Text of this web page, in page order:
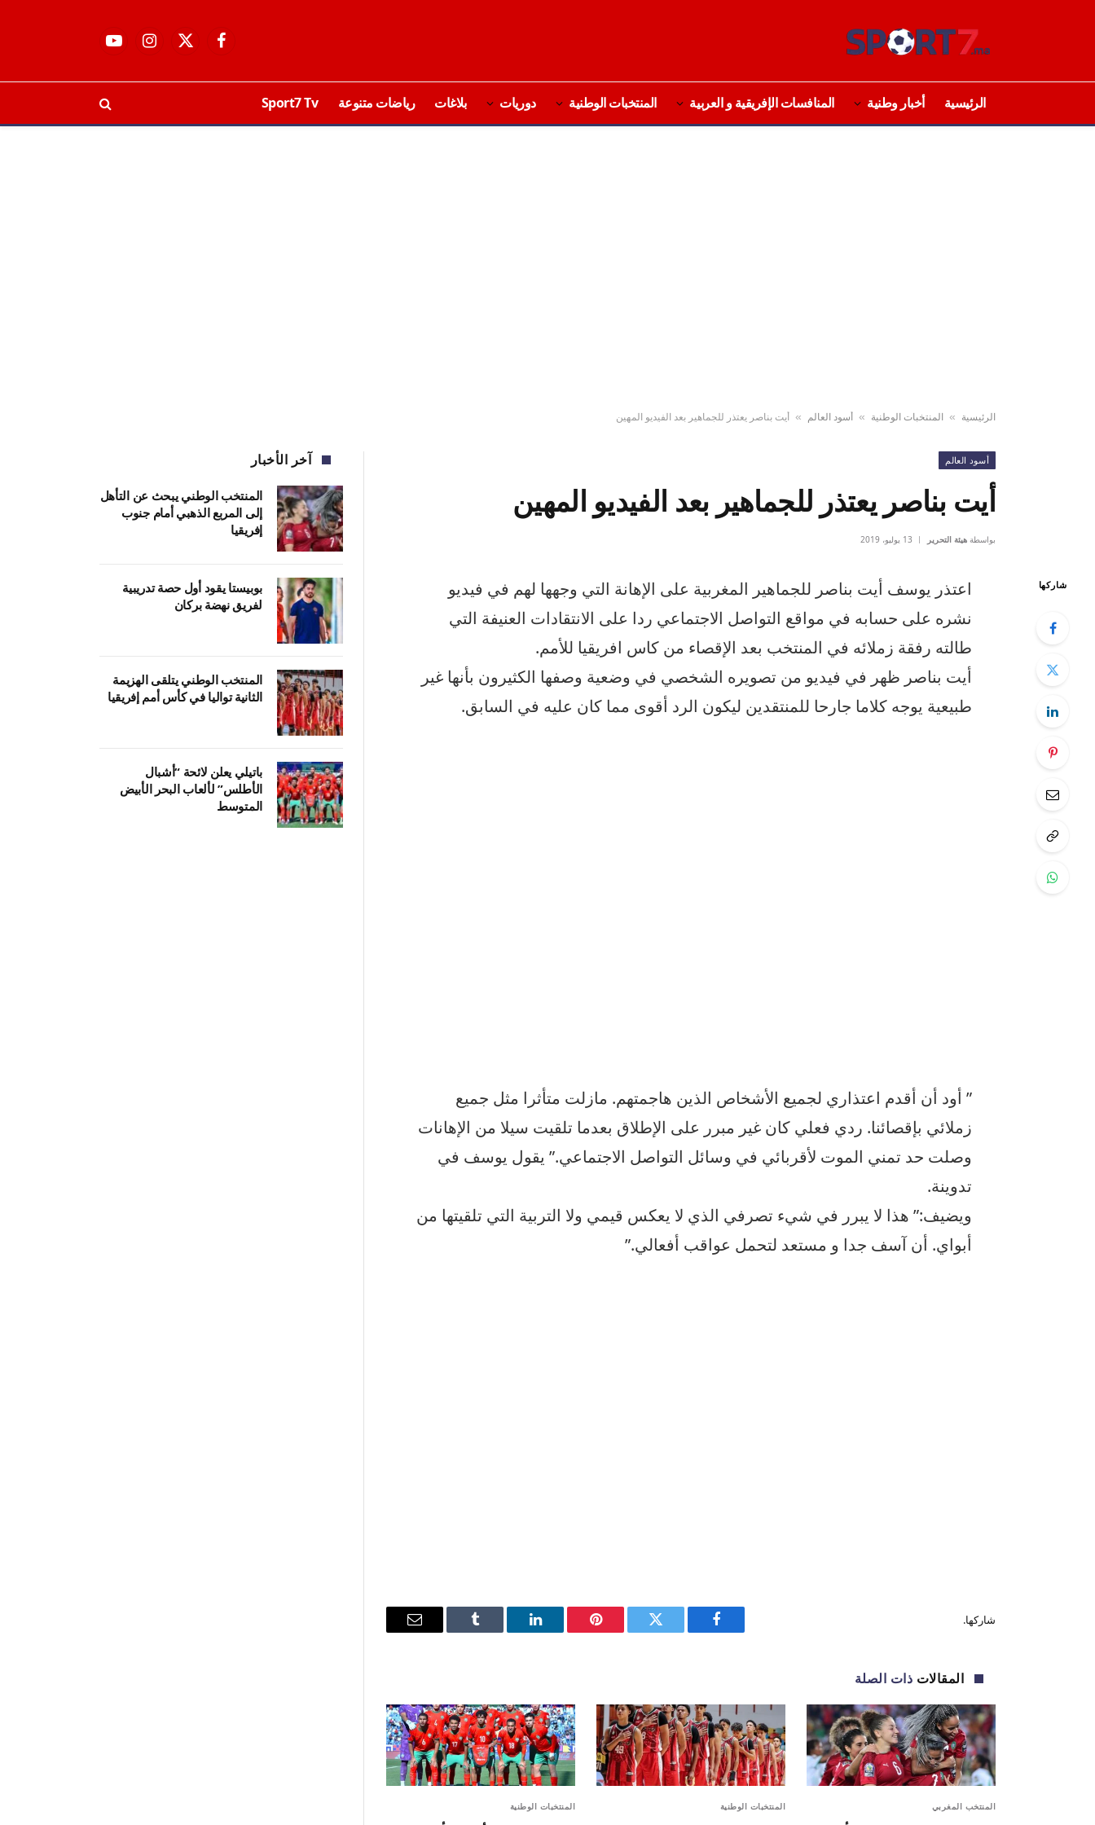
فيسبوكX
الانستغراميوتيوب
الرئيسية أخبار وطنية المنافسات الإفريقية و العربية المنتخبات الوطنية دوريات بلاغات رياضات متنوعة Sport7 Tv
الرئيسية » المنتخبات الوطنية » أسود العالم » أيت بناصر يعتذر للجماهير بعد الفيديو المهين
أسود العالم
أيت بناصر يعتذر للجماهير بعد الفيديو المهين
بواسطة هيئة التحرير 13 يوليو، 2019
شاركها
اعتذر يوسف أيت بناصر للجماهير المغربية على الإهانة التي وجهها لهم في فيديو
نشره على حسابه في مواقع التواصل الاجتماعي ردا على الانتقادات العنيفة التي
طالته رفقة زملائه في المنتخب بعد الإقصاء من كاس افريقيا للأمم.
أيت بناصر ظهر في فيديو من تصويره الشخصي في وضعية وصفها الكثيرون بأنها غير
طبيعية يوجه كلاما جارحا للمنتقدين ليكون الرد أقوى مما كان عليه في السابق.
” أود أن أقدم اعتذاري لجميع الأشخاص الذين هاجمتهم. مازلت متأثرا مثل جميع
زملائي بإقصائنا. ردي فعلي كان غير مبرر على الإطلاق بعدما تلقيت سيلا من الإهانات
وصلت حد تمني الموت لأقربائي في وسائل التواصل الاجتماعي.” يقول يوسف في
تدوينة.
ويضيف:” هذا لا يبرر في شيء تصرفي الذي لا يعكس قيمي ولا التربية التي تلقيتها من
أبواي. أن آسف جدا و مستعد لتحمل عواقب أفعالي.”
شاركها.
فيسبوك
تويتر بينتيريستلينكدإن Tumblr
البريد
المقالات ذات الصلة
المنتخب المغربي المنتخبات الوطنية المنتخبات الوطنية
آخر الأخبار
المنتخب الوطني يبحث عن التأهل
إلى المربع الذهبي أمام جنوب
إفريقيا
بوبيستا يقود أول حصة تدريبية
لفريق نهضة بركان
المنتخب الوطني يتلقى الهزيمة
الثانية تواليا في كأس أمم إفريقيا
باتيلي يعلن لائحة “أشبال
الأطلس” لألعاب البحر الأبيض
المتوسط